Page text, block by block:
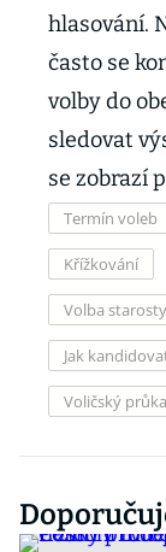
hlasování.
často se
volby do
sledovat
se zobrazí
Termín voleb
Křížkování
Volba
Jak
Voličský